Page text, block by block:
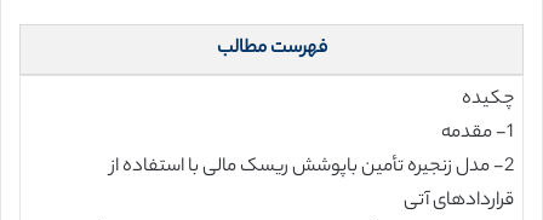
فهرست مطالب
چکیده
1- مقدمه
2- مدل زنجیره تأمین باپوشش ریسک مالی با استفاده از
قراردادهای آتی